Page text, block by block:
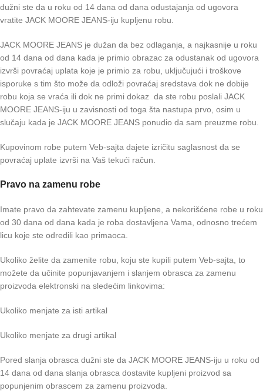
dužni ste da u roku od 14 dana od dana odustajanja od ugovora
vratite JACK MOORE JEANS-iju kupljenu robu.
JACK MOORE JEANS je dužan da bez odlaganja, a najkasnije u roku
od 14 dana od dana kada je primio obrazac za odustanak od ugovora
izvrši povraćaj uplata koje je primio za robu, uključujući i troškove
isporuke s tim što može da odloži povraćaj sredstava dok ne dobije
robu koja se vraća ili dok ne primi dokaz da ste robu poslali JACK
MOORE JEANS-iju u zavisnosti od toga šta nastupa prvo, osim u
slučaju kada je JACK MOORE JEANS ponudio da sam preuzme robu.
Kupovinom robe putem Veb-sajta dajete izričitu saglasnost da se
povraćaj uplate izvrši na Vaš tekući račun.
Pravo na zamenu robe
Imate pravo da zahtevate zamenu kupljene, a nekorišćene robe u roku
od 30 dana od dana kada je roba dostavljena Vama, odnosno trećem
licu koje ste odredili kao primaoca.
Ukoliko želite da zamenite robu, koju ste kupili putem Veb-sajta, to
možete da učinite popunjavanjem i slanjem obrasca za zamenu
proizvoda elektronski na sledećim linkovima:
Ukoliko menjate za isti artikal
Ukoliko menjate za drugi artikal
Pored slanja obrasca dužni ste da JACK MOORE JEANS-iju u roku od
14 dana od dana slanja obrasca dostavite kupljeni proizvod sa
popunjenim obrascem za zamenu proizvoda.